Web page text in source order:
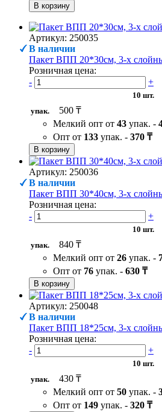
В корзину
Артикул: 250035
В наличии
Пакет ВПП 20*30см, 3-х
Розничная цена:
-
+
10 шт.
упак.
500 ₸
Мелкий опт от 43 упак. -
Опт от 133 упак. - 370 ₸
В корзину
Артикул: 250036
В наличии
Пакет ВПП 30*40см, 3-х
Розничная цена:
-
+
10 шт.
упак.
840 ₸
Мелкий опт от 26 упак. -
Опт от 76 упак. - 630 ₸
В корзину
Артикул: 250048
В наличии
Пакет ВПП 18*25см, 3-х
Розничная цена:
-
+
10 шт.
упак.
430 ₸
Мелкий опт от 50 упак. -
Опт от 149 упак. - 320 ₸